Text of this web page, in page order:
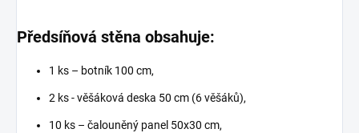
Předsíňová stěna obsahuje:
1 ks – botník 100 cm,
2 ks - věšáková deska 50 cm (6 věšáků),
10 ks – čalouněný panel 50x30 cm,